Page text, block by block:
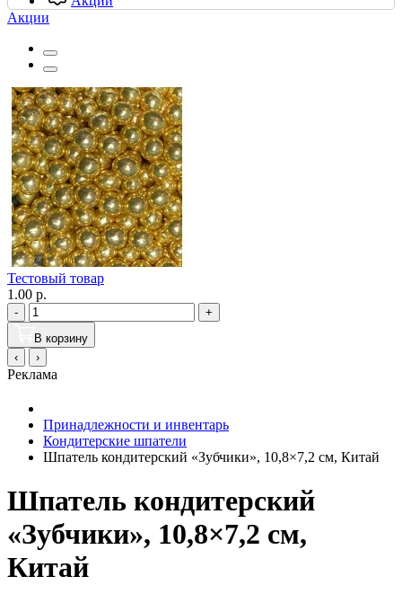
Акции
Тестовый товар
1.00 р.
-
+
В корзину
‹
›
Реклама
Принадлежности и инвентарь
Кондитерские шпатели
Шпатель кондитерский «Зубчики», 10,8×7,2 см, Китай
Шпатель кондитерский
«Зубчики», 10,8×7,2 см,
Китай